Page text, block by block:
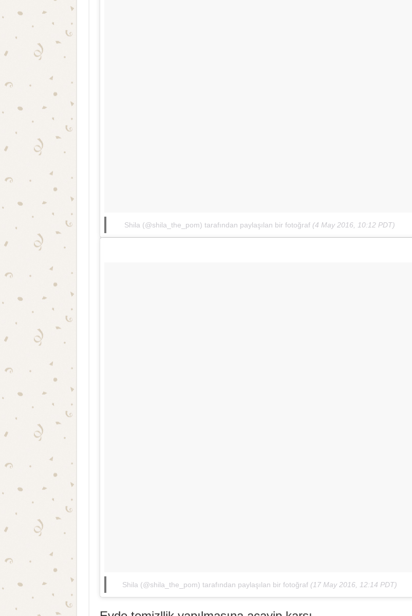
Shila (@shila_the_pom) tarafından paylaşılan bir fotoğraf (4 May 2016, 10:12 PDT)
Shila (@shila_the_pom) tarafından paylaşılan bir fotoğraf (17 May 2016, 12:14 PDT)